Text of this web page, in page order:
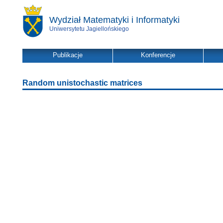
Wydział Matematyki i Informatyki
Uniwersytetu Jagiellońskiego
Publikacje Konferencje
Random unistochastic matrices